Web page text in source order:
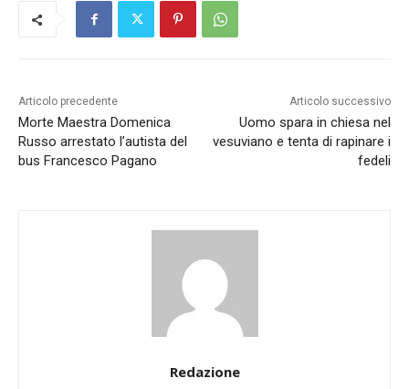
Articolo precedente
Morte Maestra Domenica
Russo arrestato l’autista del
bus Francesco Pagano
Articolo successivo
Uomo spara in chiesa nel
vesuviano e tenta di rapinare i
fedeli
Redazione